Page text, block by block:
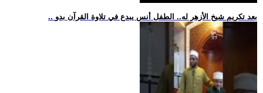
.. بعد تكريم شيخ الأزهر له.. الطفل أنس يبدع في تلاوة القرآن بدو